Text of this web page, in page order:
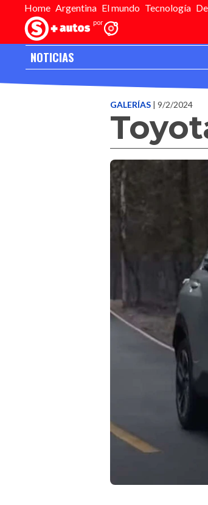
Home Argentina El mundo Tecnología
Inicio>Editorial
NOTICIAS
GALERÍAS | 9/2/2024